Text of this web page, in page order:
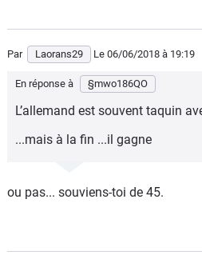
Par Laorans29 Le 06/06/2018 à 19:19
En réponse à §mwo186QO
L’allemand est souvent taquin
...mais à la fin ...il gagne
ou pas... souviens-toi de 45.